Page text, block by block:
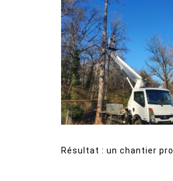
Résultat : un chantier